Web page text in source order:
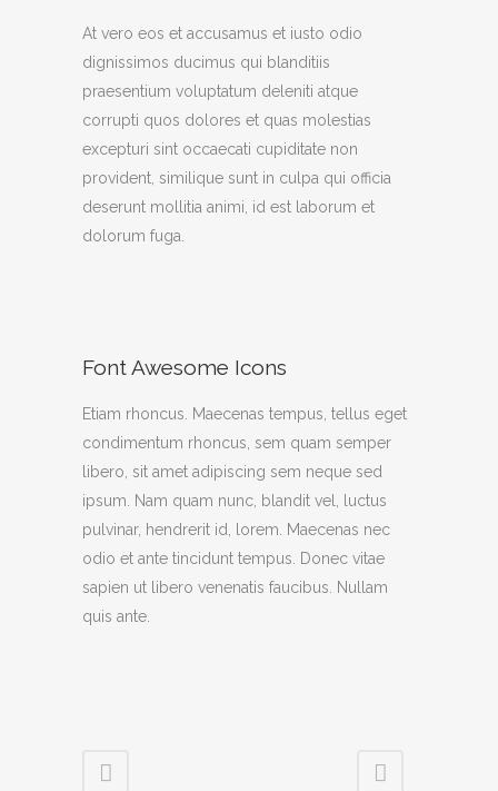
At vero eos et accusamus et iusto odio
dignissimos ducimus qui blanditiis
praesentium voluptatum deleniti atque
corrupti quos dolores et quas molestias
excepturi sint occaecati cupiditate non
provident, similique sunt in culpa qui officia
deserunt mollitia animi, id est laborum et
dolorum fuga.
Font Awesome Icons
Etiam rhoncus. Maecenas tempus, tellus eget
condimentum rhoncus, sem quam semper
libero, sit amet adipiscing sem neque sed
ipsum. Nam quam nunc, blandit vel, luctus
pulvinar, hendrerit id, lorem. Maecenas nec
odio et ante tincidunt tempus. Donec vitae
sapien ut libero venenatis faucibus. Nullam
quis ante.